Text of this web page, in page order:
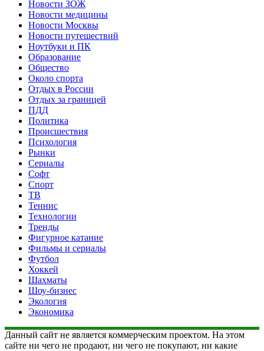
Новости ЗОЖ
Новости медицины
Новости Москвы
Новости путешествий
Ноутбуки и ПК
Образование
Общество
Около спорта
Отдых в России
Отдых за границей
ПДД
Политика
Происшествия
Психология
Рынки
Сериалы
Софт
Спорт
ТВ
Теннис
Технологии
Тренды
Фигурное катание
Фильмы и сериалы
Футбол
Хоккей
Шахматы
Шоу-бизнес
Экология
Экономика
Данный сайт не является коммерческим проектом. На этом
сайте ни чего не продают, ни чего не покупают, ни какие